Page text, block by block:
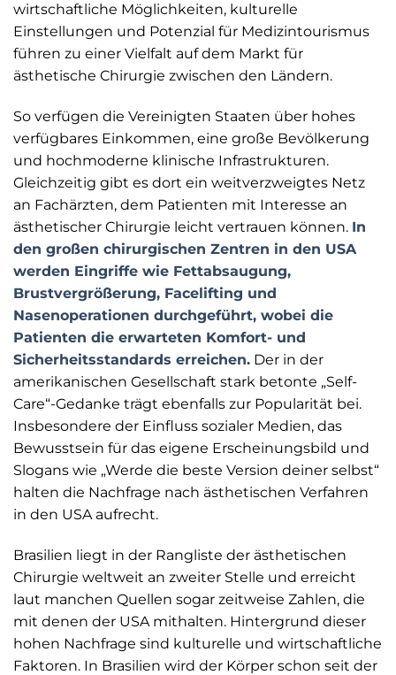
wirtschaftliche Möglichkeiten, kulturelle
Einstellungen und Potenzial für Medizintourismus
führen zu einer Vielfalt auf dem Markt für
ästhetische Chirurgie zwischen den Ländern.
So verfügen die Vereinigten Staaten über hohes
verfügbares Einkommen, eine große Bevölkerung
und hochmoderne klinische Infrastrukturen.
Gleichzeitig gibt es dort ein weitverzweigtes Netz
an Fachärzten, dem Patienten mit Interesse an
ästhetischer Chirurgie leicht vertrauen können. In
den großen chirurgischen Zentren in den USA
werden Eingriffe wie Fettabsaugung,
Brustvergrößerung, Facelifting und
Nasenoperationen durchgeführt, wobei die
Patienten die erwarteten Komfort- und
Sicherheitsstandards erreichen. Der in der
amerikanischen Gesellschaft stark betonte „Self-
Care“-Gedanke trägt ebenfalls zur Popularität bei.
Insbesondere der Einfluss sozialer Medien, das
Bewusstsein für das eigene Erscheinungsbild und
Slogans wie „Werde die beste Version deiner selbst“
halten die Nachfrage nach ästhetischen Verfahren
in den USA aufrecht.
Brasilien liegt in der Rangliste der ästhetischen
Chirurgie weltweit an zweiter Stelle und erreicht
laut manchen Quellen sogar zeitweise Zahlen, die
mit denen der USA mithalten. Hintergrund dieser
hohen Nachfrage sind kulturelle und wirtschaftliche
Faktoren. In Brasilien wird der Körper schon seit der